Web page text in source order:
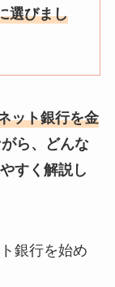
選びまし
ット銀行を金
ら、どんな
すく解説し
銀行を始め